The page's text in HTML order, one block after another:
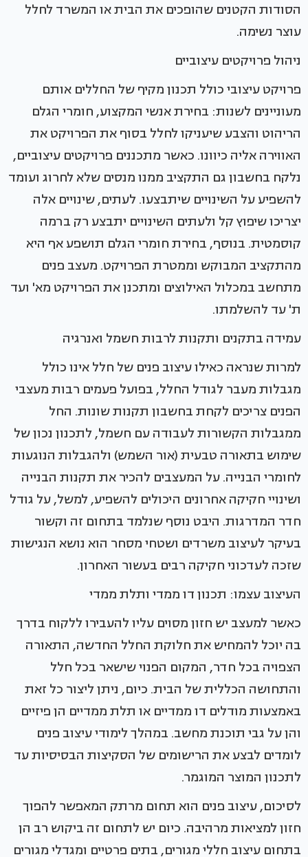
הסודות הקטנים שהופכים את הבית או המשרד לחלל
עוצר נשימה.
ניהול פרויקטים עיצוביים
פרויקט עיצובי כולל תכנון מקיף של החללים אותם
מעוניינים לשנות: בחירת אנשי המקצוע, חומרי הגלם
הריהוט והצבע שיעניקו לחלל בסוף את הפרויקט את
האווירה אליה כיוונו. כאשר מתכננים פרויקטים עיצוביים,
נלקח בחשבון גם התקציב ממנו מנסים שלא לחרוג ועומד
להשפיע על השינויים שיתבצעו. לעתים, שינויים אלה
יצריכו שיפוץ קל ולעתים השינויים יתבצע רק ברמה
קוסמטית. בנוסף, בחירת חומרי הגלם תושפע אף היא
מהתקציב המבוקש וממטרת הפרויקט. מעצב פנים
מתחשב במכלול האילוצים ומתכנן את הפרויקט מא' ועד
ת' עד להשלמתו.
עמידה בתקנים ותקנות לרבות חשמל ואנרגיה
למרות שנראה כאילו עיצוב פנים של חלל אינו כולל
מגבלות מעבר לגודל החלל, בפועל פעמים רבות מעצבי
הפנים צריכים לקחת בחשבון תקנות שונות. החל
ממגבלות הקשורות לעבודה עם חשמל, לתכנון נכון של
שימוש בתאורה טבעית (אור השמש) ולהגבלות הנוגעות
לחומרי הבנייה. על המעצבים להכיר את תקנות הבנייה
ושינויי חקיקה אחרונים היכולים להשפיע, למשל, על גודל
חדר המדרגות. היבט נוסף שנלמד בתחום זה וקשור
בעיקר לעיצוב משרדים ושטחי מסחר הוא נושא הנגישות
שזכה לעדכוני חקיקה רבים בעשור האחרון.
העיצוב עצמו: תכנון דו ממדי ותלת ממדי
כאשר למעצב יש חזון מסוים עליו להעבירו ללקוח בדרך
בה יוכל להמחיש את חלוקת החלל החדשה, התאורה
הצפויה בכל חדר, המקום הפנוי שישאר בכל חלל
והתחושה הכללית של הבית. כיום, ניתן ליצור כל זאת
באמצעות מודלים דו ממדיים או תלת ממדיים הן פיזיים
והן על גבי תוכנת מחשב. במהלך לימודי עיצוב פנים
לומדים לבצע את הרישומים של הסקיצות הבסיסיות עד
לתכנון המוצר המוגמר.
לסיכום, עיצוב פנים הוא תחום מרתק המאפשר להפוך
חזון למציאות מרהיבה. כיום יש לתחום זה ביקוש רב הן
בתחום עיצוב חללי מגורים, בתים פרטיים ומגדלי מגורים